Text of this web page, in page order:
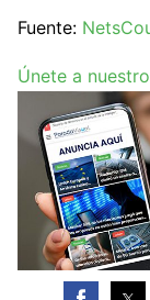
Fuente:
Únete a